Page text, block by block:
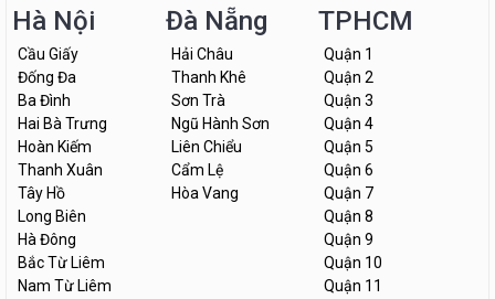
Hà Nội
Cầu Giấy
Đống Đa
Ba Đình
Hai Bà Trưng
Hoàn Kiếm
Thanh Xuân
Tây Hồ
Long Biên
Hà Đông
Bắc Từ Liêm
Nam Từ Liêm
Đà Nẵng
Hải Châu
Thanh Khê
Sơn Trà
Ngũ Hành Sơn
Liên Chiểu
Cẩm Lệ
Hòa Vang
TPHCM
Quận 1
Quận 2
Quận 3
Quận 4
Quận 5
Quận 6
Quận 7
Quận 8
Quận 9
Quận 10
Quận 11